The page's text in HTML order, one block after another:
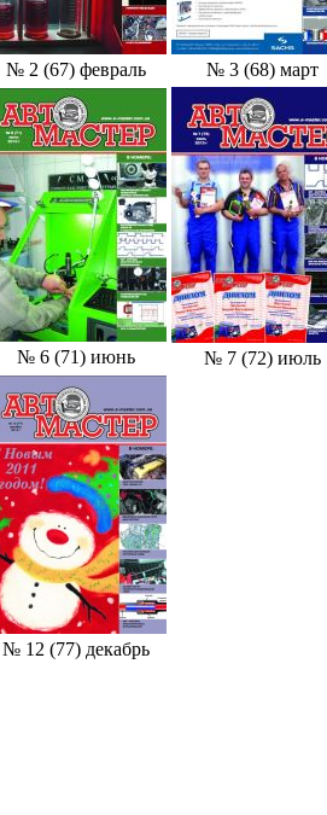
№ 2 (67) февраль № 3 (68) март
№ 6 (71) июнь № 7 (72) июль
№ 12 (77) декабрь